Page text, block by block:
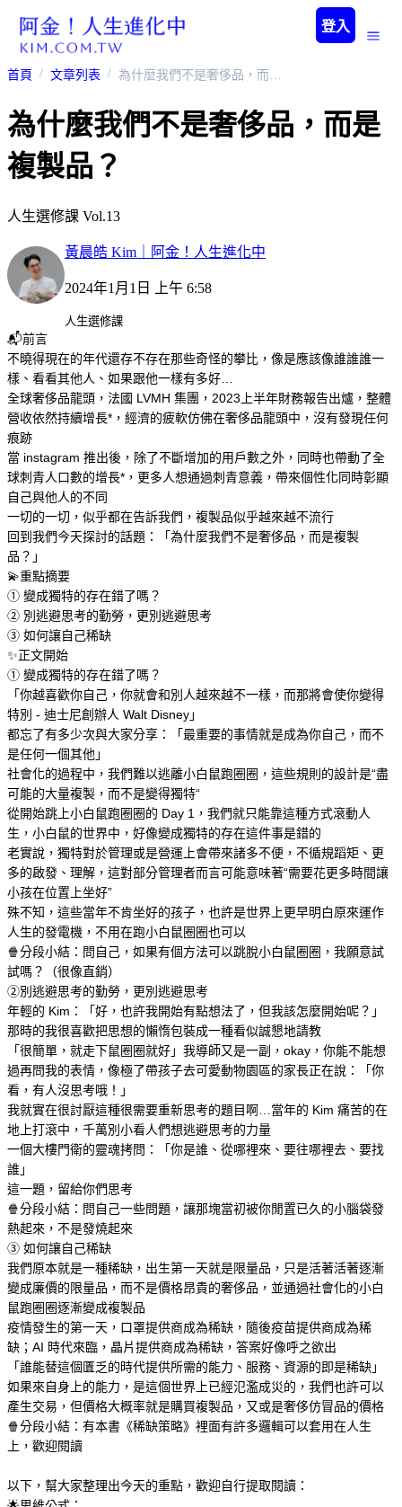
登入
首頁 文章列表 為什麼我們不是奢侈品，而是複製品？
為什麼我們不是奢侈品，而是
複製品？
人生選修課 Vol.13
黃晨皓 Kim｜阿金！人生進化中
2024年1月1日 上午 6:58
人生選修課
📬前言
不曉得現在的年代還存不存在那些奇怪的攀比，像是應該像誰誰誰一
樣、看看其他人、如果跟他一樣有多好…
全球奢侈品龍頭，法國 LVMH 集團，2023上半年財務報告出爐，整體
營收依然持續增長*，經濟的疲軟仿佛在奢侈品龍頭中，沒有發現任何
痕跡
當 instagram 推出後，除了不斷增加的用戶數之外，同時也帶動了全
球刺青人口數的增長*，更多人想通過刺青意義，帶來個性化同時彰顯
自己與他人的不同
一切的一切，似乎都在告訴我們，複製品似乎越來越不流行
回到我們今天探討的話題：「為什麼我們不是奢侈品，而是複製
品？」
💫重點摘要
➀ 變成獨特的存在錯了嗎？
➁ 別逃避思考的勤勞，更別逃避思考
➂ 如何讓自己稀缺
✨正文開始
➀ 變成獨特的存在錯了嗎？
「你越喜歡你自己，你就會和別人越來越不一樣，而那將會使你變得
特別 - 迪士尼創辦人 Walt Disney」
都忘了有多少次與大家分享：「最重要的事情就是成為你自己，而不
是任何一個其他」
社會化的過程中，我們難以逃離小白鼠跑圈圈，這些規則的設計是“盡
可能的大量複製，而不是變得獨特“
從開始跳上小白鼠跑圈圈的 Day 1，我們就只能靠這種方式滾動人
生，小白鼠的世界中，好像變成獨特的存在這件事是錯的
老實說，獨特對於管理或是營運上會帶來諸多不便，不循規蹈矩、更
多的啟發、理解，這對部分管理者而言可能意味著“需要花更多時間讓
小孩在位置上坐好”
殊不知，這些當年不肯坐好的孩子，也許是世界上更早明白原來運作
人生的發電機，不用在跑小白鼠圈圈也可以
🍿分段小結：問自己，如果有個方法可以跳脫小白鼠圈圈，我願意試
試嗎？（很像直銷）
➁別逃避思考的勤勞，更別逃避思考
年輕的 Kim：「好，也許我開始有點想法了，但我該怎麼開始呢？」
那時的我很喜歡把思想的懶惰包裝成一種看似誠懇地請教
「很簡單，就走下鼠圈圈就好」我導師又是一副，okay，你能不能想
過再問我的表情，像極了帶孩子去可愛動物園區的家長正在說：「你
看，有人沒思考哦！」
我就實在很討厭這種很需要重新思考的題目啊…當年的 Kim 痛苦的在
地上打滾中，千萬別小看人們想逃避思考的力量
一個大樓門衛的靈魂拷問：「你是誰、從哪裡來、要往哪裡去、要找
誰」
這一題，留給你們思考
🍿分段小結：問自己一些問題，讓那塊當初被你閒置已久的小腦袋發
熱起來，不是發燒起來
➂ 如何讓自己稀缺
我們原本就是一種稀缺，出生第一天就是限量品，只是活著活著逐漸
變成廉價的限量品，而不是價格昂貴的奢侈品，並通過社會化的小白
鼠跑圈圈逐漸變成複製品
疫情發生的第一天，口罩提供商成為稀缺，隨後疫苗提供商成為稀
缺；AI 時代來臨，晶片提供商成為稀缺，答案好像呼之欲出
「誰能替這個匱乏的時代提供所需的能力、服務、資源的即是稀缺」
如果來自身上的能力，是這個世界上已經氾濫成災的，我們也許可以
產生交易，但價格大概率就是購買複製品，又或是奢侈仿冒品的價格
🍿分段小結：有本書《稀缺策略》裡面有許多邏輯可以套用在人生
上，歡迎閱讀
以下，幫大家整理出今天的重點，歡迎自行提取閱讀：